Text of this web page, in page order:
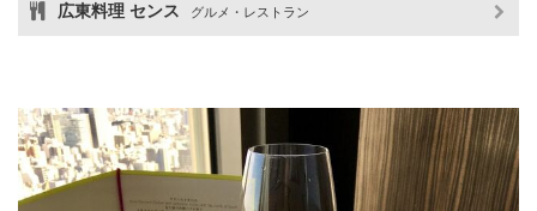
広東料理 センス グルメ・レストラン